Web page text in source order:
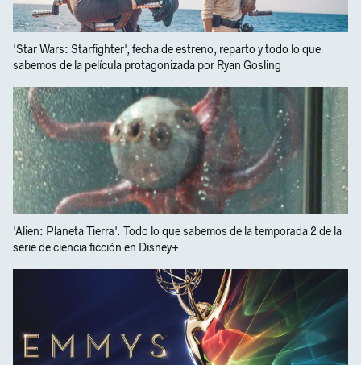
'Star Wars: Starfighter', fecha de estreno, reparto y todo lo que
sabemos de la película protagonizada por Ryan Gosling
'Alien: Planeta Tierra'. Todo lo que sabemos de la temporada 2 de la
serie de ciencia ficción en Disney+